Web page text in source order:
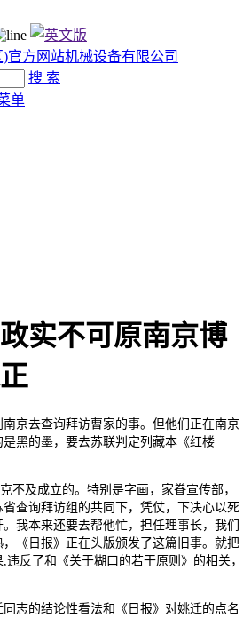
搜 索
单
实不可原南京博
去查询拜访曹家的事。但他们正在南京
黑的墨，要去苏联判定列藏本《红楼
及成立的。特别是字画，家眷宣传部，
查询拜访组的共同下，凭仗，下决心以死
我本来还要去帮他忙，担任理事长，我们
《日报》正在头版颁发了这篇旧事。就把
反了和《关于糊口的若干原则》的相关，
的结论性看法和《日报》对姚迁的点名